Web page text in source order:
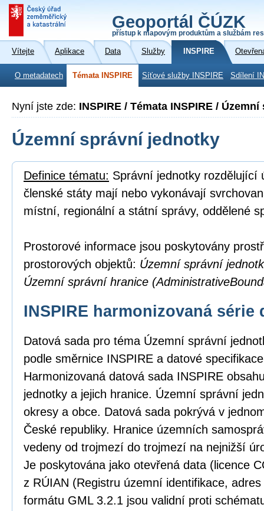
Geoportál ČÚZK
přístup k mapovým produktům a službám
Vítejte Aplikace Data Služby INSPIRE
O metadatech Témata INSPIRE Síťové služby INSPIRE Sdílení
Nyní jste zde: INSPIRE / Témata INSPIRE /
Územní správní jednotky
Definice tématu: Správní jednotky rozdělující
členské státy mají nebo vykonávají
místní, regionální a státní správy, oddělené
Prostorové informace jsou poskytovány
prostorových objektů: Územní správní
Územní správní hranice
INSPIRE harmonizovaná série
Datová sada pro téma Územní správní
podle směrnice INSPIRE a datové
Harmonizovaná datová sada INSPIRE
jednotky a jejich hranice. Územní správní
okresy a obce. Datová sada pokrývá v
České republiky. Hranice územních
vedeny od trojmezí do trojmezí na nejnižší
Je poskytována jako otevřená data (licence
z RÚIAN (Registru územní identifikace,
formátu GML 3.2.1 jsou validní proti